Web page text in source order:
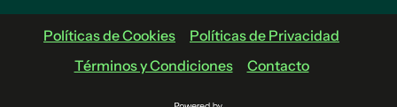
Políticas de Cookies
Políticas de Privacidad
Términos y Condiciones
Contacto